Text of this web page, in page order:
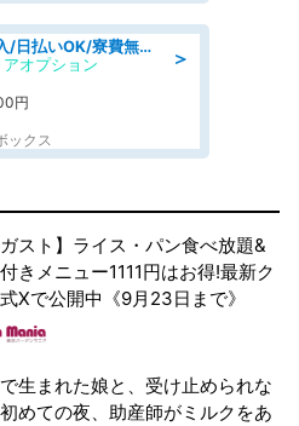
＞
組立・組付け/高収入/日払いOK/寮費無料/交替制/20・30・40代活躍中
オプション
円
ックス
ガスト】ライス・パン食べ放題&
きメニュー1111円はお得!最新ク
Xで公開中《9月23日まで》
で生まれた娘と、受け止められな
めての夜、助産師がミルクをあ